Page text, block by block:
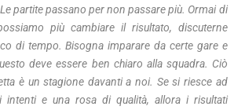
partite passano per non passare più. Ormai di
più cambiare il risultato, discuterne
di tempo. Bisogna imparare da certe gare e
deve essere ben chiaro alla squadra. Ciò
è un stagione davanti a noi. Se si riesce ad
intenti e una rosa di qualità, allora i risultati